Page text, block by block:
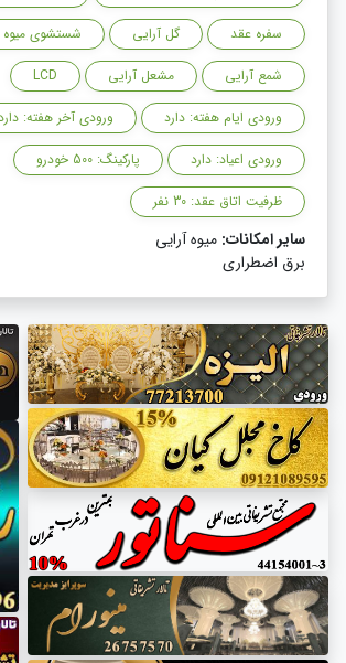
سفره عقد
گل آرایی
شستشوی میوه
شمع آرایی
مشعل آرایی
LCD
ورودی ایام هفته: دارد
ورودی آخر هفته:
ورودی اعیاد: دارد
پارکینگ: 500 خودرو
ظرفیت اتاق عقد: 30 نفر
سایر امکانات: میوه آرایی
برق اضطراری